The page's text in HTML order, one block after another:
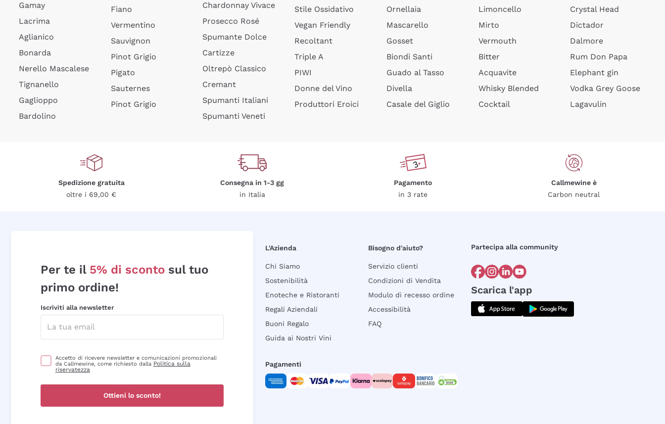
Gamay
Lacrima
Aglianico
Bonarda
Nerello Mascalese
Tignanello
Gaglioppo
Bardolino
Fiano
Vermentino
Sauvignon
Pinot Grigio
Pigato
Sauternes
Pinot Grigio
Chardonnay Vivace
Prosecco Rosé
Spumante Dolce
Cartizze
Oltrepò Classico
Cremant
Spumanti Italiani
Spumanti Veneti
Stile Ossidativo
Vegan Friendly
Recoltant
Triple A
PIWI
Donne del Vino
Produttori Eroici
Ornellaia
Mascarello
Gosset
Biondi Santi
Guado al Tasso
Divella
Casale del Giglio
Limoncello
Mirto
Vermouth
Bitter
Acquavite
Whisky Blended
Cocktail
Crystal Head
Dictador
Dalmore
Rum Don Papa
Elephant gin
Vodka Grey Goose
Lagavulin
Spedizione gratuita
oltre i 69,00 €
Consegna in 1-3 gg
in Italia
Pagamento
in 3 rate
Callmewine è
Carbon neutral
Per te il 5% di sconto sul tuo
primo ordine!
Iscriviti alla newsletter
Accetto di ricevere newsletter e comunicazioni promozionali
da Callmewine, come richiesto dalla Politica sulla
riservatezza
Ottieni lo sconto!
L'Azienda
Chi Siamo
Sostenibilità
Enoteche e Ristoranti
Regali Aziendali
Buoni Regalo
Guida ai Nostri Vini
Bisogno d'aiuto?
Servizio clienti
Condizioni di Vendita
Modulo di recesso ordine
Accessibilità
FAQ
Partecipa alla community
Scarica l'app
Pagamenti